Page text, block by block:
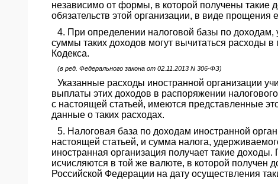
независимо от формы, в которой получены такие
обязательств этой организации, в виде прощения
4. При определении налоговой базы по доходам,
суммы таких доходов могут вычитаться расходы
Кодекса.
(в ред. Федерального закона от 02.11.2013 N 306-ФЗ)
Указанные расходы иностранной организации
выплаты этих доходов в распоряжении
с настоящей статьей, имеются представленные
данные о таких расходах.
5. Налоговая база по доходам иностранной
настоящей статьей, и сумма налога,
иностранная организация получает такие
исчисляются в той же валюте, в которой получен
Российской Федерации на дату осуществления